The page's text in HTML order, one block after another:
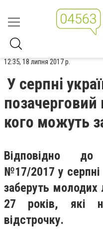
12:35, 18 липня 2017 р.
У серпні
позачерговий
кого можуть
Відповідно
№17/2017 у серпні
заберуть
27 років, які
відстрочку.